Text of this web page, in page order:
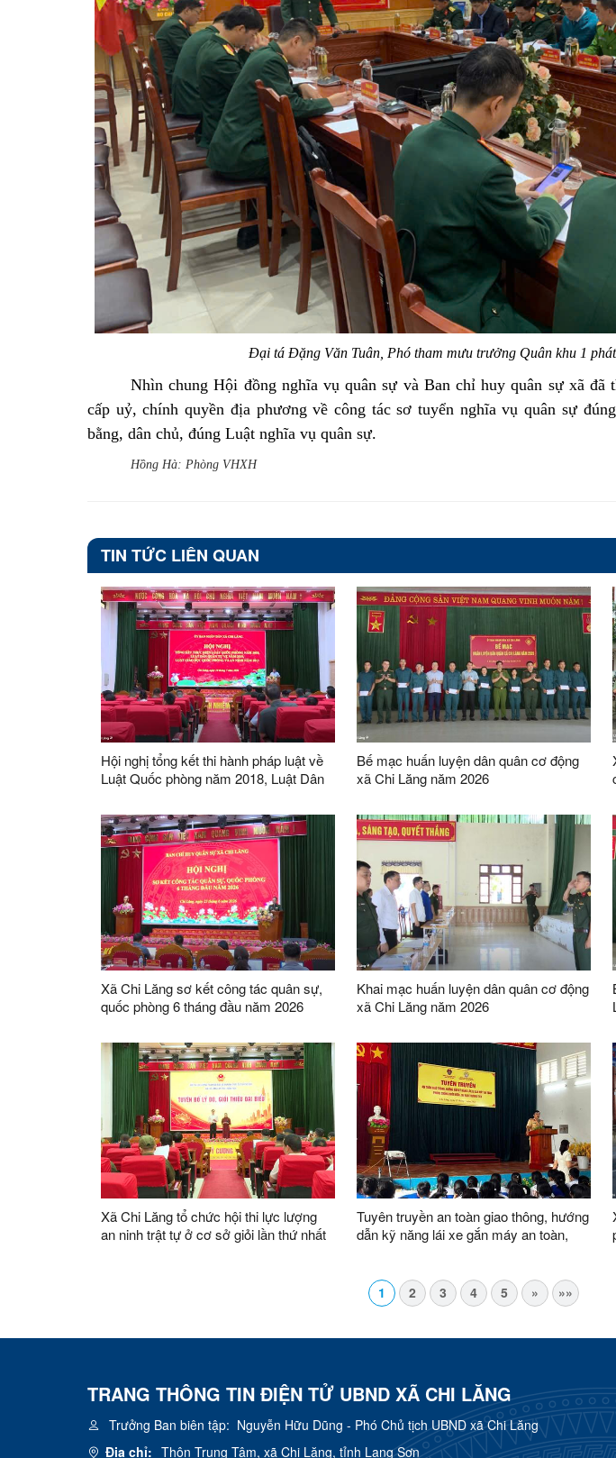
Đại tá Đặng Văn Tuân, Phó tham mưu trưởng Quân khu 1
Nhìn chung Hội đồng nghĩa vụ quân sự và Ban chỉ huy quân sự xã đã
cấp uỷ, chính quyền địa phương về công tác sơ tuyển nghĩa vụ quân sự
bằng, dân chủ, đúng Luật nghĩa vụ quân sự.
Hồng Hà: Phòng VHXH
TIN TỨC LIÊN QUAN
Hội nghị tổng kết thi hành pháp luật về
Luật Quốc phòng năm 2018, Luật Dân
quốc phòng và an ninh năm 2013
Bế mạc huấn luyện dân quân cơ động
xã Chi Lăng năm 2026
Xã Chi Lăng sơ kết công tác quân sự,
quốc phòng 6 tháng đầu năm 2026
Khai mạc huấn luyện dân quân cơ động
xã Chi Lăng năm 2026
Xã Chi Lăng tổ chức hội thi lực lượng
an ninh trật tự ở cơ sở giỏi lần thứ nhất
Tuyên truyền an toàn giao thông, hướng
dẫn kỹ năng lái xe gắn máy an toàn,
1 2 3 4 5 » »»
TRANG THÔNG TIN ĐIỆN TỬ UBND XÃ CHI LĂNG
Trưởng Ban biên tập: Nguyễn Hữu Dũng - Phó Chủ tịch UBND xã Chi Lăng
Địa chỉ: Thôn Trung Tâm, xã Chi Lăng, tỉnh Lạng Sơn